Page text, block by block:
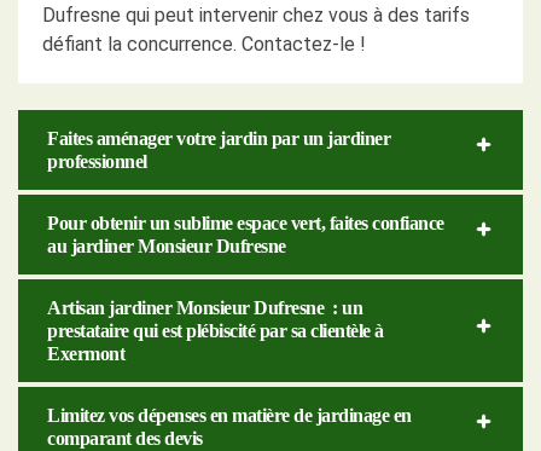
Dufresne qui peut intervenir chez vous à des tarifs
défiant la concurrence. Contactez-le !
Faites aménager votre jardin par un jardiner
professionnel
Pour obtenir un sublime espace vert, faites confiance
au jardiner Monsieur Dufresne
Artisan jardiner Monsieur Dufresne : un
prestataire qui est plébiscité par sa clientèle à
Exermont
Limitez vos dépenses en matière de jardinage en
comparant des devis